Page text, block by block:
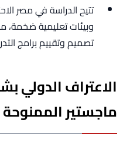
تتيح الدراسة في مصر
وبيئات تعليمية ضخمة،
تصميم وتقييم برامج
الاعتراف الدولي
ماجستير